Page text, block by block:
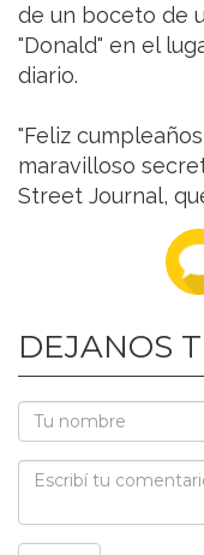
de un boceto de
"Donald" en el
diario.
"Feliz
maravilloso
Street Journal,
DEJANOS